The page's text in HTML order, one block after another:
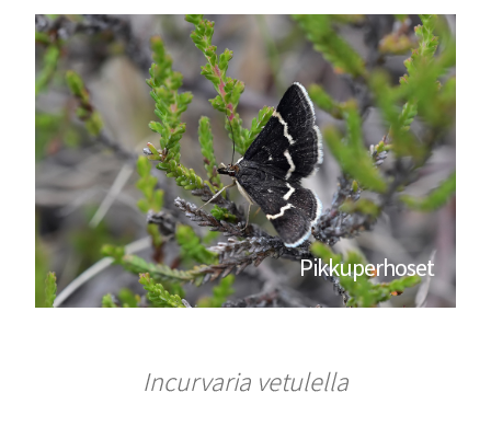
Pikkuperhoset
Incurvaria vetulella